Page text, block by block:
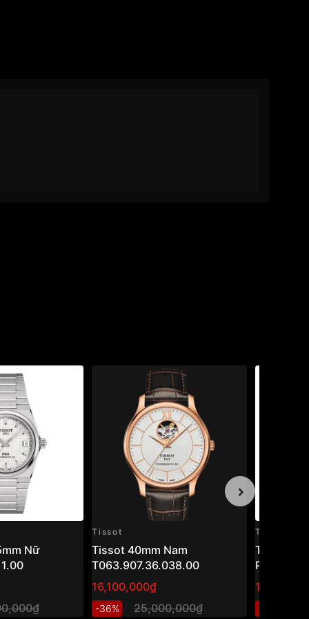
Nữ
Tissot
Tissot 40mm Nam
T063.907.36.038.00
16,100,000₫
-36% 25,000,000₫
Tissot
Tissot